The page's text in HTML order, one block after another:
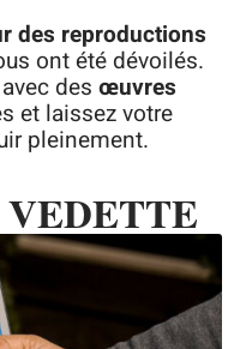
des reproductions
ont été dévoilés.
des œuvres
et laissez votre
pleinement.